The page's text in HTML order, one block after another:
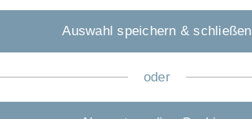
28.07.2022Auswahl speichern & schließen
oder